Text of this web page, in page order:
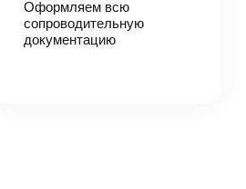
Оформляем всю
сопроводительную
документацию